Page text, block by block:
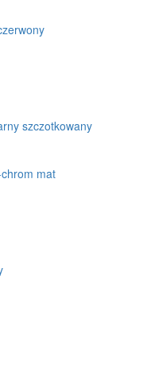
szczotkowany
mat